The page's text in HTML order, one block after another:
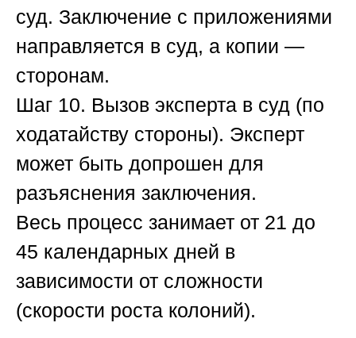
суд. Заключение с приложениями
направляется в суд, а копии —
сторонам.
Шаг 10. Вызов эксперта в суд (по
ходатайству стороны). Эксперт
может быть допрошен для
разъяснения заключения.
Весь процесс занимает от 21 до
45 календарных дней в
зависимости от сложности
(скорости роста колоний).